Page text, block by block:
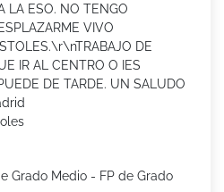
LA ESO. NO TENGO
VIVO
DE
IR AL CENTRO O IES
DE TARDE. UN SALUDO
Grado Medio - FP de Grado